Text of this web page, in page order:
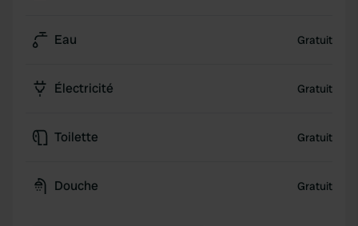
Eau Gratuit
Électricité Gratuit
Toilette Gratuit
Douche Gratuit